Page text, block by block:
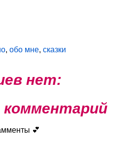
, обо мне, сказки
нет:
💕